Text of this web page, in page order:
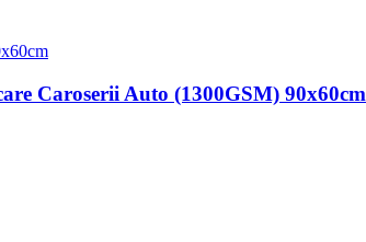
Caroserii Auto (1300GSM) 90x60cm